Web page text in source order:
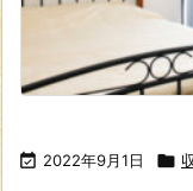
 2022年9月1日 